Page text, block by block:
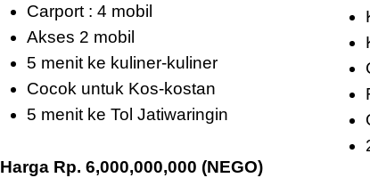
Carport : 4 mobil
Akses 2 mobil
5 menit ke kuliner-kuliner
Cocok untuk Kos-kostan
5 menit ke Tol Jatiwaringin
Harga Rp. 6,000,000,000 (NEGO)